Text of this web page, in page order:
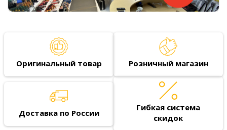
Оригинальный товар Розничный магазин
Доставка по России
Гибкая система
скидок